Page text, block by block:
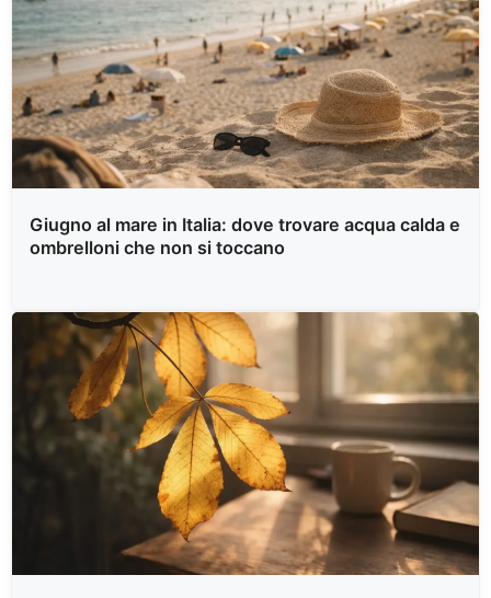
Giugno al mare in Italia: dove trovare acqua calda e
ombrelloni che non si toccano